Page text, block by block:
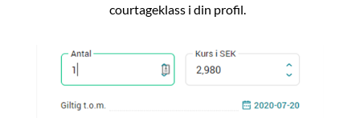
courtageklass i din profil.